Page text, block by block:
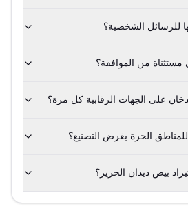
للرسائل الشخصية؟
من الموافقة؟
على الجهات الرقابية كل مرة؟
الحرة بغرض التصنيع؟
بيض ديدان الحرير؟